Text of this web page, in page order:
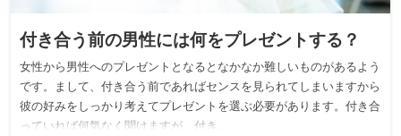
付き合う前の男性には何をプレゼントする？
女性から男性へのプレゼントとなるとなかなか難しいものがあるよう
です。まして、付き合う前であればセンスを見られてしまいますから
彼の好みをしっかり考えてプレゼントを選ぶ必要があります。付き合
っていれば何気なく聞けますが、付き…